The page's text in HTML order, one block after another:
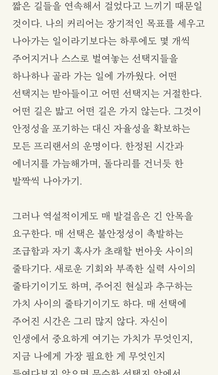
짧은 길들을 연속해서 걸었다고 느끼기 때문일
것이다. 나의 커리어는 장기적인 목표를 세우고
나아가는 일이라기보다는 하루에도 몇 개씩
주어지거나 스스로 벌여놓는 선택지들을
하나하나 골라 가는 일에 가까웠다. 어떤
선택지는 받아들이고 어떤 선택지는 거절한다.
어떤 길은 밟고 어떤 길은 가지 않는다. 그것이
안정성을 포기하는 대신 자율성을 확보하는
모든 프리랜서의 운명이다. 한정된 시간과
에너지를 가늠해가며, 돌다리를 건너듯 한
발짝씩 나아가기.
그러나 역설적이게도 매 발걸음은 긴 안목을
요구한다. 매 선택은 불안정성이 촉발하는
조급함과 자기 혹사가 초래할 번아웃 사이의
줄타기다. 새로운 기회와 부족한 실력 사이의
줄타기이기도 하며, 주어진 현실과 추구하는
가치 사이의 줄타기이기도 하다. 매 선택에
주어진 시간은 그리 많지 않다. 자신이
인생에서 중요하게 여기는 가치가 무엇인지,
지금 나에게 가장 필요한 게 무엇인지